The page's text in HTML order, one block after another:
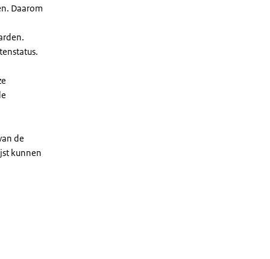
Daarom
de
kunnen